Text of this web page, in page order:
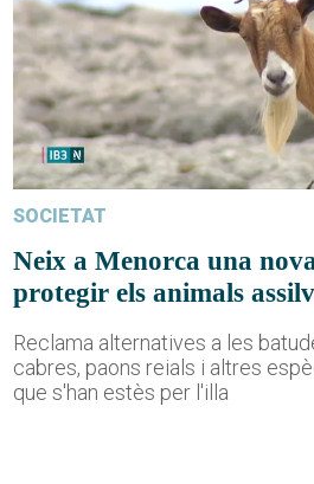
SOCIETAT
Neix a Menorca una
protegir els animals
Reclama alternatives a les
cabres, paons reials i altres
que s'han estès per l'illa